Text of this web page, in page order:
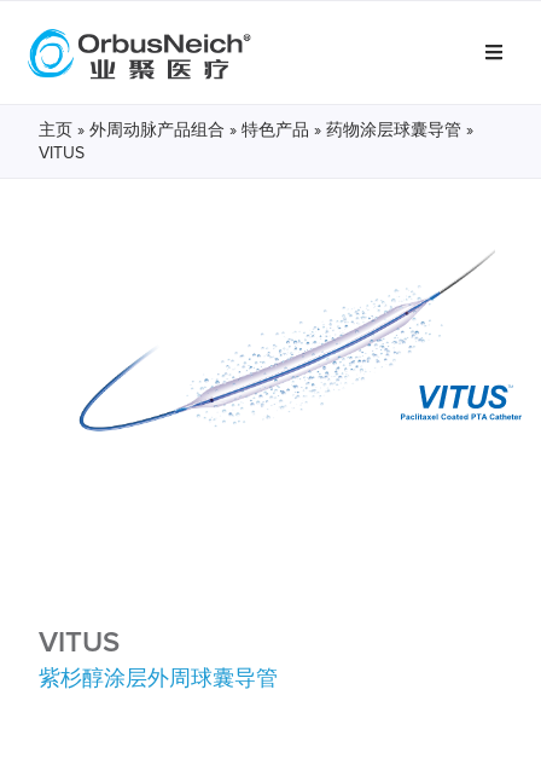
主页 » 外周动脉产品组合 » 特色产品 » 药物涂层球囊导管 »
VITUS
VITUS
紫杉醇涂层外周球囊导管